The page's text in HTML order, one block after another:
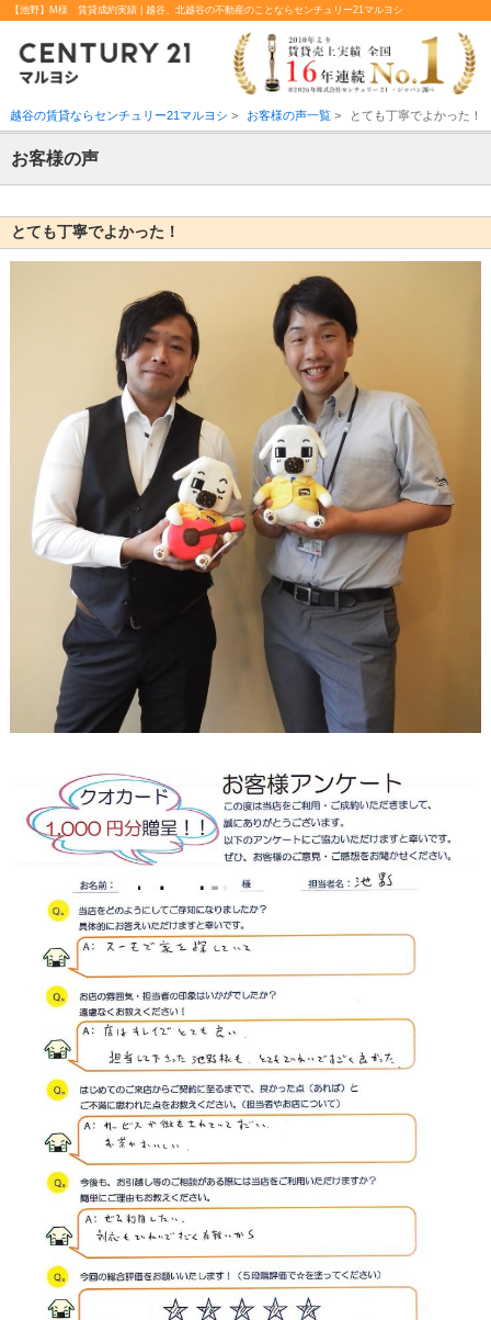
【池野】M様 賃貸成約実績 | 越谷、北越谷の不動産のことならセンチュリー21マルヨシ
越谷の賃貸ならセンチュリー21マルヨシ > お客様の声一覧> とても丁寧でよかった！
お客様の声
とても丁寧でよかった！